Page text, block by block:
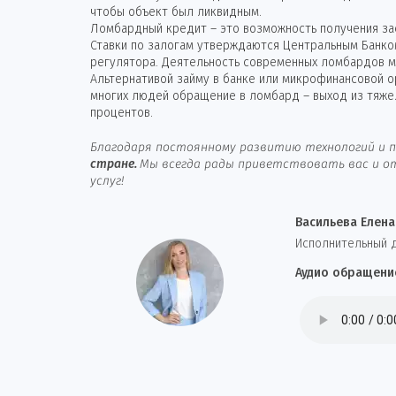
чтобы объект был ликвидным.
Ломбардный кредит – это возможность получения
Ставки по залогам утверждаются Центральным
регулятора. Деятельность современных ломбардов
Альтернативой займу в банке или
многих людей обращение в ломбард – выход из
процентов.
Благодаря постоянному развитию технологий и
стране. Мы всегда рады приветствовать вас и
услуг!
Васильева Елена
И сполнительный
Аудио